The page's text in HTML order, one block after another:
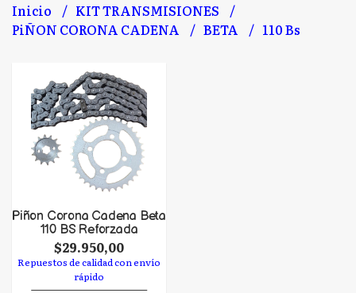
Inicio
KIT TRANSMISIONES
PiÑON CORONA CADENA
BETA 110 Bs
Piñon Corona Cadena Beta
110 BS Reforzada
$29.950,00
Repuestos de calidad con envío
rápido